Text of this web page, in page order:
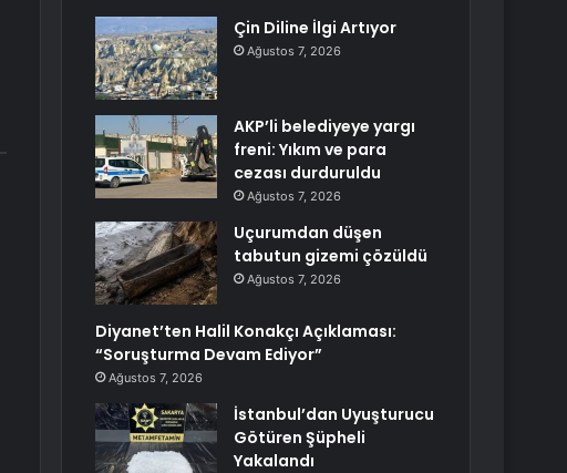
Çin Diline İlgi Artıyor
Ağustos 7, 2026
AKP’li belediyeye yargı
freni: Yıkım ve para
cezası durduruldu
Ağustos 7, 2026
Uçurumdan düşen
tabutun gizemi çözüldü
Ağustos 7, 2026
Diyanet’ten Halil Konakçı Açıklaması:
“Soruşturma Devam Ediyor”
Ağustos 7, 2026
İstanbul’dan Uyuşturucu
Götüren Şüpheli
Yakalandı